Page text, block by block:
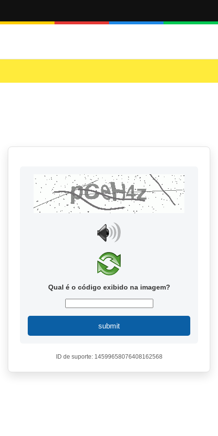
Qual é o código exibido na imagem?
submit
ID de suporte: 14599658076408162568